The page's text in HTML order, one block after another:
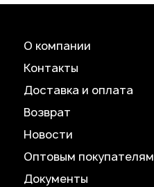
О компании
Контакты
Доставка и оплата
Возврат
Новости
Оптовым покупателям
Документы